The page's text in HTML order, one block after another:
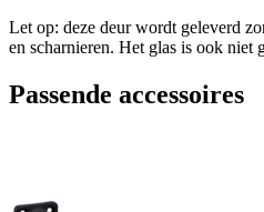
Let op: deze deur wordt geleverd
en scharnieren. Het glas is ook niet
Passende accessoires